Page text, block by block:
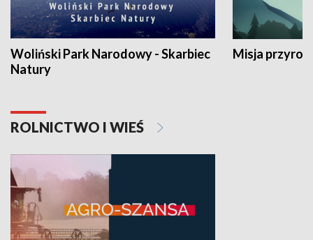
Woliński Park Narodowy - Skarbiec
Natury
Misja
ROLNICTWO I WIEŚ